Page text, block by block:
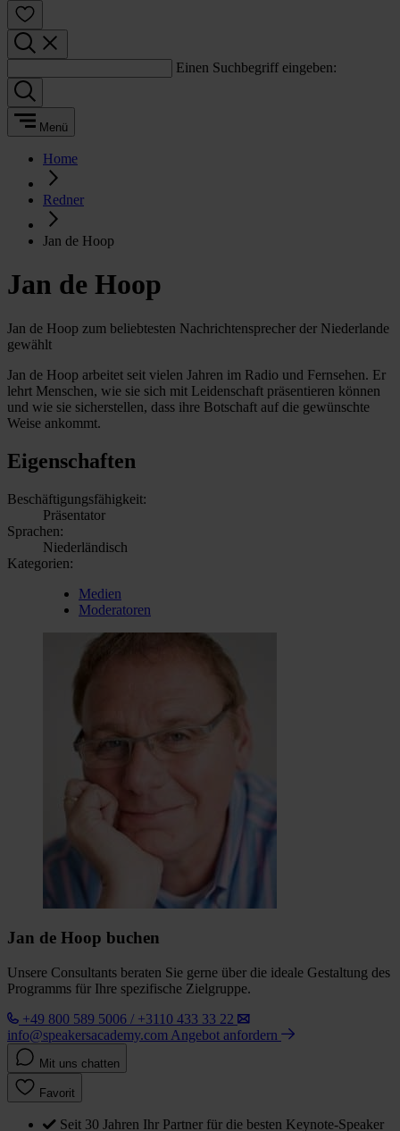
Einen Suchbegriff eingeben:
Menü
Home
Redner
Jan de Hoop
Jan de Hoop
Jan de Hoop zum beliebtesten Nachrichtensprecher der Niederlande
gewählt
Jan de Hoop arbeitet seit vielen Jahren im Radio und Fernsehen. Er
lehrt Menschen, wie sie sich mit Leidenschaft präsentieren können
und wie sie sicherstellen, dass ihre Botschaft auf die gewünschte
Weise ankommt.
Eigenschaften
Beschäftigungsfähigkeit:
Präsentator
Sprachen:
Niederländisch
Kategorien:
Medien
Moderatoren
Jan de Hoop buchen
Unsere Consultants beraten Sie gerne über die ideale Gestaltung des
Programms für Ihre spezifische Zielgruppe.
+49 800 589 5006 / +3110 433 33 22
info@speakersacademy.com Angebot anfordern
Mit uns chatten
Favorit
Seit 30 Jahren Ihr Partner für die besten Keynote-Speaker